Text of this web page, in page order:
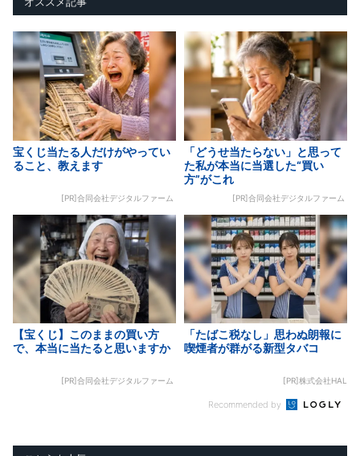
宝くじ当たる人だけがやってい
ること、教えます
[PR]合同会社デジタルファーム
「どうせ当たらない」と思って
た私が本当に当選した“買い
方”がこれ
[PR]合同会社デジタルファーム
【宝くじ】このままの買い方
で、本当に当たると思いますか
[PR]合同会社デジタルファーム
「たばこ税なし」思わぬ朗報に
喫煙者が群がる新型タバコ
[PR]株式会社HAL
Recommended by